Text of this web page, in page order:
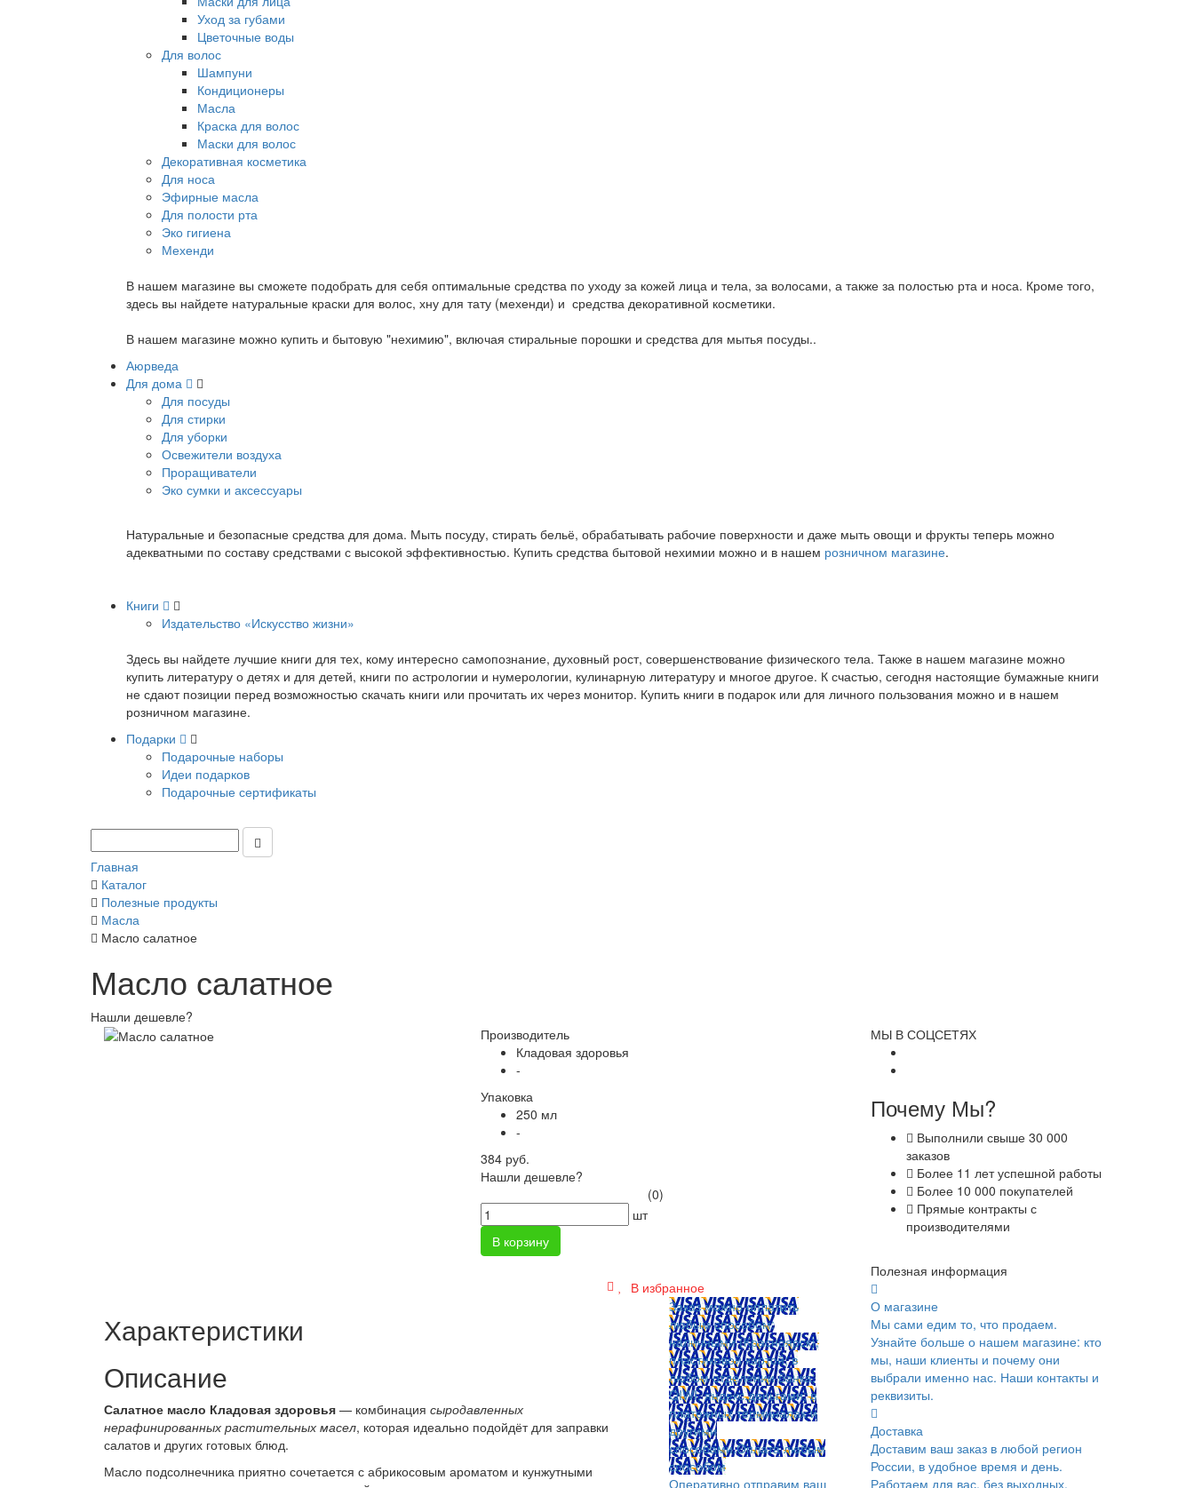
Уход за губами
Цветочные воды
Для волос
Шампуни
Кондиционеры
Масла
Краска для волос
Маски для волос
Декоративная косметика
Для носа
Эфирные масла
Для полости рта
Эко гигиена
Мехенди
В нашем магазине вы сможете подобрать для себя оптимальные средства по уходу за кожей лица и тела, за волосами, а также за полостью рта и носа. Кроме того,
здесь вы найдете натуральные краски для волос, хну для тату (мехенди) и средства декоративной косметики.
В нашем магазине можно купить и бытовую "нехимию", включая стиральные порошки и средства для мытья посуды..
Аюрведа
Для дома
Для посуды
Для стирки
Для уборки
Освежители воздуха
Проращиватели
Эко сумки и аксессуары
Натуральные и безопасные средства для дома. Мыть посуду, стирать бельё, обрабатывать рабочие поверхности и даже мыть овощи и фрукты теперь можно
адекватными по составу средствами с высокой эффективностью. Купить средства бытовой нехимии можно и в нашем розничном магазине.
Книги
Издательство «Искусство жизни»
Здесь вы найдете лучшие книги для тех, кому интересно самопознание, духовный рост, совершенствование физического тела. Также в нашем магазине можно
купить литературу о детях и для детей, книги по астрологии и нумерологии, кулинарную литературу и многое другое. К счастью, сегодня настоящие бумажные книги
не сдают позиции перед возможностью скачать книги или прочитать их через монитор. Купить книги в подарок или для личного пользования можно и в нашем
розничном магазине.
Подарки
Подарочные наборы
Идеи подарков
Подарочные сертификаты
Главная
Каталог
Полезные продукты
Масла
Масло салатное
Масло салатное
Нашли дешевле?
Производитель
Кладовая здоровья
-
Упаковка
250 мл
-
384 руб.
Нашли дешевле?
(0)
шт
В корзину
В избранное
Характеристики
Описание
Салатное масло Кладовая здоровья — комбинация сыродавленных
нерафинированных растительных масел, которая идеально подойдёт для заправки
салатов и других готовых блюд.
Масло подсолнечника приятно сочетается с абрикосовым ароматом и кунжутными
Заказ можно оплатить
любым способом:
наличными (Красноярск);
пластиковой картой; в
любом отделении банка;
QIWI, яндекс.деньгами; в
платежных терминалах и
другими
способами.Оплата любым
способом
Оперативно отправим ваш
МЫ В СОЦСЕТЯХ
Почему Мы?
Выполнили свыше 30 000
заказов
Более 11 лет успешной работы
Более 10 000 покупателей
Прямые контракты с
производителями
Полезная информация
О магазине
Мы сами едим то, что продаем.
Узнайте больше о нашем магазине: кто
мы, наши клиенты и почему они
выбрали именно нас. Наши контакты и
реквизиты.
Доставка
Доставим ваш заказ в любой регион
России, в удобное время и день.
Работаем для вас, без выходных.